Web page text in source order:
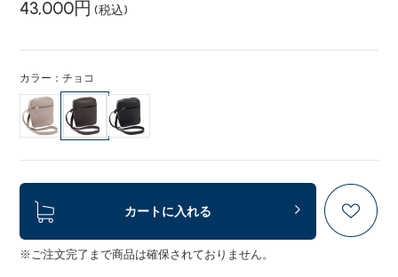
43,000円 (税込)
カラー：チョコ
カートに入れる
※ご注文完了まで商品は確保されておりません。